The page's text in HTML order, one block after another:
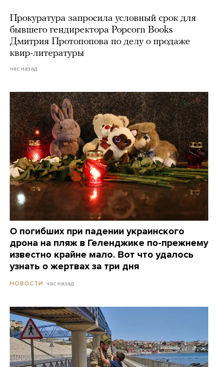
Прокуратура запросила условный срок для
бывшего гендиректора Popcorn Books
Дмитрия Протопопова по делу о продаже
квир-литературы
час назад
О погибших при падении украинского
дрона на пляж в Геленджике по-прежнему
известно крайне мало. Вот что удалось
узнать о жертвах за три дня
НОВОСТИ час назад